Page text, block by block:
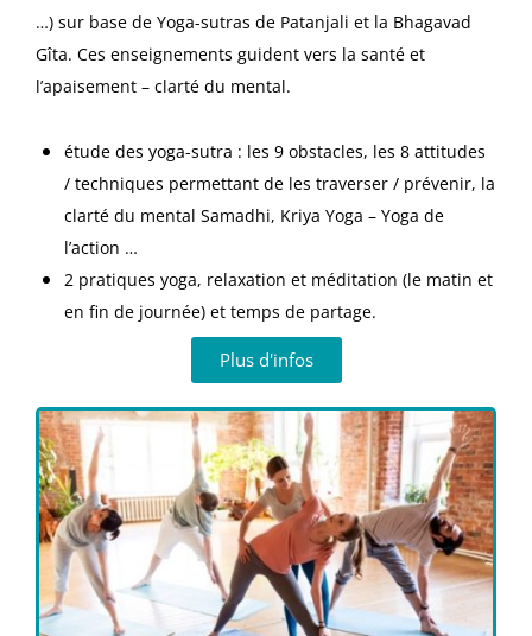
…) sur base de Yoga-sutras de Patanjali et la Bhagavad
Gîta. Ces enseignements guident vers la santé et
l’apaisement – clarté du mental.
étude des yoga-sutra : les 9 obstacles, les 8 attitudes
/ techniques permettant de les traverser / prévenir, la
clarté du mental Samadhi, Kriya Yoga – Yoga de
l’action …
2 pratiques yoga, relaxation et méditation (le matin et
en fin de journée) et temps de partage.
Plus d'infos